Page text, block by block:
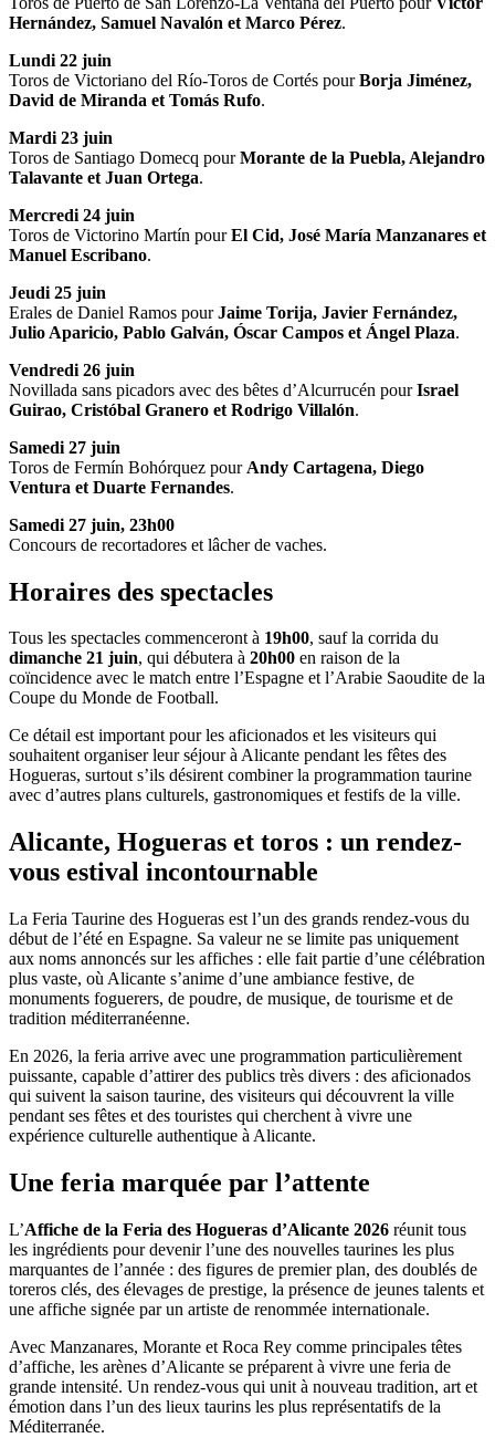
Hernández, Samuel Navalón et Marco Pérez.
Lundi 22 juin
Toros de Victoriano del Río-Toros de Cortés pourBorja Jiménez,
David de Miranda et Tomás Rufo.
Mardi 23 juin
Toros de Santiago Domecq pourMorante de la Puebla, Alejandro
Talavante et Juan Ortega.
Mercredi 24 juin
Toros de Victorino Martín pourEl Cid, José María Manzanares et
Manuel Escribano.
Jeudi 25 juin
Erales de Daniel Ramos pourJaime Torija, Javier Fernández,
Julio Aparicio, Pablo Galván, Óscar Campos et Ángel Plaza.
Vendredi 26 juin
Novillada sans picadors avec des bêtes d’Alcurrucén pourIsrael
Guirao, Cristóbal Granero et Rodrigo Villalón.
Samedi 27 juin
Toros de Fermín Bohórquez pour Andy Cartagena, Diego
Ventura et Duarte Fernandes.
Samedi 27 juin, 23h00
Concours de recortadores et lâcher de vaches.
Horaires des spectacles
Tous les spectacles commenceront à 19h00, sauf la corrida du
dimanche 21 juin, qui débutera à 20h00 en raison de la
coïncidence avec le match entre l’Espagne et l’Arabie Saoudite de la
Coupe du Monde de Football.
Ce détail est important pour les aficionados et les visiteurs qui
souhaitent organiser leur séjour à Alicante pendant les fêtes des
Hogueras, surtout s’ils désirent combiner la programmation taurine
avec d’autres plans culturels, gastronomiques et festifs de la ville.
Alicante, Hogueras et toros : un rendez-
vous estival incontournable
La Feria Taurine des Hogueras est l’un des grands rendez-vous du
début de l’été en Espagne. Sa valeur ne se limite pas uniquement
aux noms annoncés sur les affiches : elle fait partie d’une célébration
plus vaste, où Alicante s’anime d’une ambiance festive, de
monuments foguerers, de poudre, de musique, de tourisme et de
tradition méditerranéenne.
En 2026, la feria arrive avec une programmation particulièrement
puissante, capable d’attirer des publics très divers : des aficionados
qui suivent la saison taurine, des visiteurs qui découvrent la ville
pendant ses fêtes et des touristes qui cherchent à vivre une
expérience culturelle authentique à Alicante.
Une feria marquée par l’attente
L’Affiche de la Feria des Hogueras d’Alicante 2026 réunit tous
les ingrédients pour devenir l’une des nouvelles taurines les plus
marquantes de l’année : des figures de premier plan, des doublés de
toreros clés, des élevages de prestige, la présence de jeunes talents et
une affiche signée par un artiste de renommée internationale.
Avec Manzanares, Morante et Roca Rey comme principales têtes
d’affiche, les arènes d’Alicante se préparent à vivre une feria de
grande intensité. Un rendez-vous qui unit à nouveau tradition, art et
émotion dans l’un des lieux taurins les plus représentatifs de la
Méditerranée.